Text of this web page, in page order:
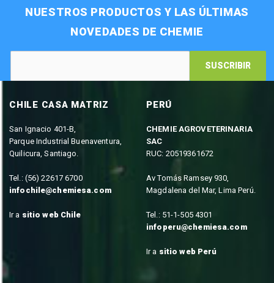
NUESTROS PRODUCTOS Y LAS ÚLTIMAS
NOVEDADES DE CHEMIE
SUSCRIBIR
CHILE CASA MATRIZ
San Ignacio 401-B,
Parque Industrial Buenaventura,
Quilicura, Santiago.
Tel.: (56) 22617 6700
infochile@chemiesa.com
Ir a sitio web Chile
PERÚ
CHEMIE AGROVETERINARIA
SAC
RUC: 20519361672
Av Tomás Ramsey 930,
Magdalena del Mar, Lima Perú.
Tel.: 51-1-505 4301
infoperu@chemiesa.com
Ir a sitio web Perú